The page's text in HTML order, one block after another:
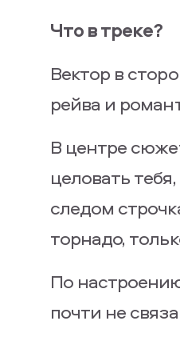
Что в треке?
Вектор в
рейва и
В центре
целовать
следом
торнадо,
По
почти не